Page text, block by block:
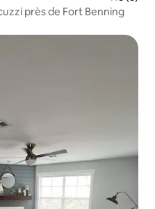
près de Fort Benning